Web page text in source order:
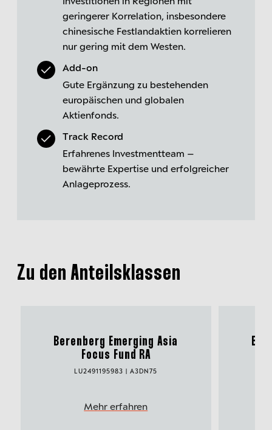
geringerer Korrelation, insbesondere
chinesische Festlandaktien korrelieren
nur gering mit dem Westen.
Add-on
Gute Ergänzung zu bestehenden
europäischen und globalen
Aktienfonds.
Track Record
Erfahrenes Investmentteam –
bewährte Expertise und erfolgreicher
Anlageprozess.
Zu den Anteilsklassen
Berenberg Emerging Asia
Focus Fund RA
LU2491195983 | A3DN75
Mehr erfahren